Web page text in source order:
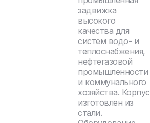
задвижка
высокого
качества для
систем водо- и
теплоснабжения,
нефтегазовой
промышленности
и коммунального
хозяйства. Корпус
изготовлен из
стали.